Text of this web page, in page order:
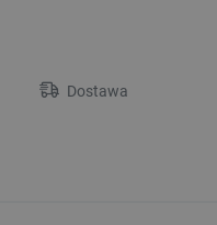
Dostawa